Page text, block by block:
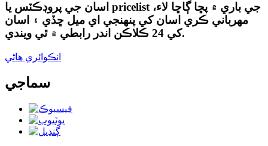
اسان جي پروڊڪٽس يا pricelist جي باري ۾ پڇا ڳاڇا لاء،
مهرباني ڪري اسان کي پنهنجي اي ميل ڇڏي ۽ اسان
کي 24 ڪلاڪن اندر رابطي ۾ ٿي ويندي.
انڪوائري هاڻي
سماجي